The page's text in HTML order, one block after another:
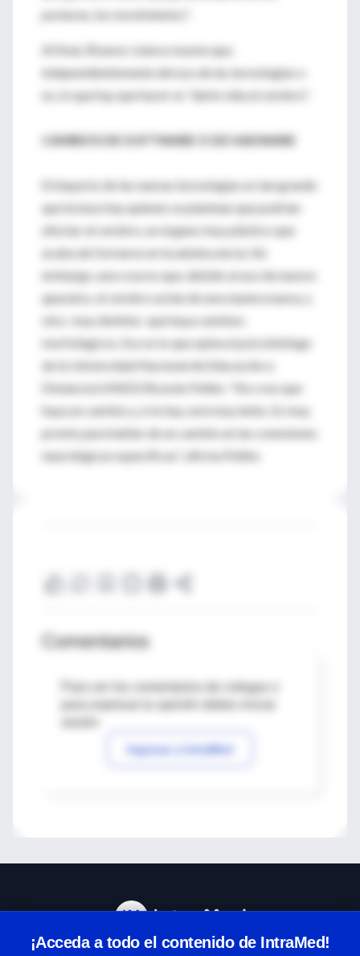
posturas, los movimientos".
Al final, Álvarez-Linera resume que,
independientemente del uso de las tecnologías o
no, lo que hay que hacer es "darle vida al cerebro".
CAMBIOS DE SOFTWARE O DE HADWARE
El impacto de las nuevas tecnologías es tan grande
que incluso hay quienes se plantean que podrían
afectar al cerebro, un órgano muy plástico que
acaba de formarse en la adolescencia. Sin
embargo, una cosa es que, debido al uso de nuevos
aparatos, el cerebro actúe de una manera nueva, y
otra -muy distinta- que haya cambios
morfológicos. Eso es lo que opina el psicobiólogo
de la Universidad Nacional de Educación a
Distancia (UNED) Ricardo Pellón. "No creo que
haya un cambio y, si lo hay, será muy lento. Es muy
pronto para hablar de un cambio en las conexiones
neurológicas específicas", afirma Pellón.
Comentarios
Para ver los comentarios de colegas o
Ingresar a IntraMed
¡Acceda a todo el contenido de IntraMed!